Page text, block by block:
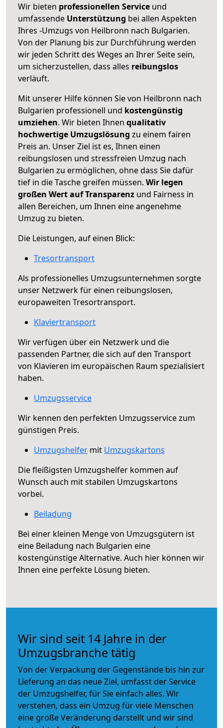
Wir bieten professionellen Service und
umfassende Unterstützung bei allen Aspekten
Ihres -Umzugs von Heilbronn nach Bulgarien.
Von der Planung bis zur Durchführung werden
wir jeden Schritt des Weges an Ihrer Seite sein,
um sicherzustellen, dass alles reibungslos
verläuft.
Mit unserer Hilfe können Sie von Heilbronn nach
Bulgarien professionell und kostengünstig
umziehen. Wir bieten Ihnen qualitativ
hochwertige Umzugslösung zu einem fairen
Preis an. Unser Ziel ist es, Ihnen einen
reibungslosen und stressfreien Umzug nach
Bulgarien zu ermöglichen, ohne dass Sie dafür
tief in die Tasche greifen müssen. Wir legen
großen Wert auf Transparenz und Fairness in
allen Bereichen, um Ihnen eine angenehme
Umzug zu bieten.
Die Leistungen, auf einen Blick:
Tresortransport
Als professionelles Umzugsunternehmen sorgte
unser Netzwerk für einen reibungslosen,
europaweiten Tresortransport.
Klaviertransport
Wir verfügen über ein Netzwerk und die
passenden Partner, die sich auf den Transport
von Klavieren im europäischen Raum spezialisiert
haben.
Umzugsservice
Wir kennen den perfekten Umzugsservice zum
günstigen Preis.
Umzugshelfer mit Umzugskartons
Die fleißigsten Umzugshelfer kommen auf
Wunsch auch mit stabilen Umzugskartons
vorbei.
Beiladung
Bei einer kleinen Menge von Umzugsgütern ist
eine Beiladung nach Bulgarien eine
kostengünstige Alternative. Auch hier können wir
Ihnen eine perfekte Lösung bieten.
Wir sind seit 14 Jahre in der
Umzugsbranche tätig
Von der Verpackung der Gegenstände bis hin zur
Lieferung an das neue Ziel, umfasst der Service
der Umzugshelfer, für Sie einfach alles. Wir
verstehen, dass ein Umzug für viele Menschen
eine große Veränderung darstellt und wir sind